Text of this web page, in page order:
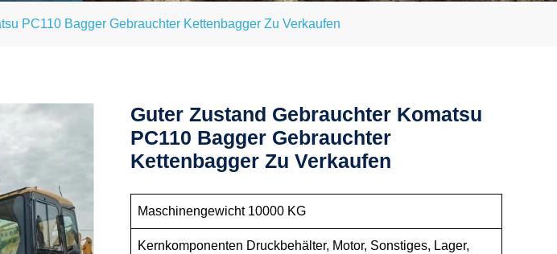
PC110 Bagger Gebrauchter Kettenbagger Zu Verkaufen
Guter Zustand Gebrauchter Komatsu
PC110 Bagger Gebrauchter
Kettenbagger Zu Verkaufen
Maschinengewicht 10000 KG
Kernkomponenten Druckbehälter, Motor, Sonstiges, Lager,